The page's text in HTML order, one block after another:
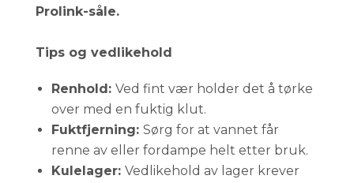
Prolink-såle.
Tips og vedlikehold
Renhold: Ved fint vær holder det å tørke
over med en fuktig klut.
Fuktfjerning: Sørg for at vannet får
renne av eller fordampe helt etter bruk.
Kulelager: Vedlikehold av lager krever